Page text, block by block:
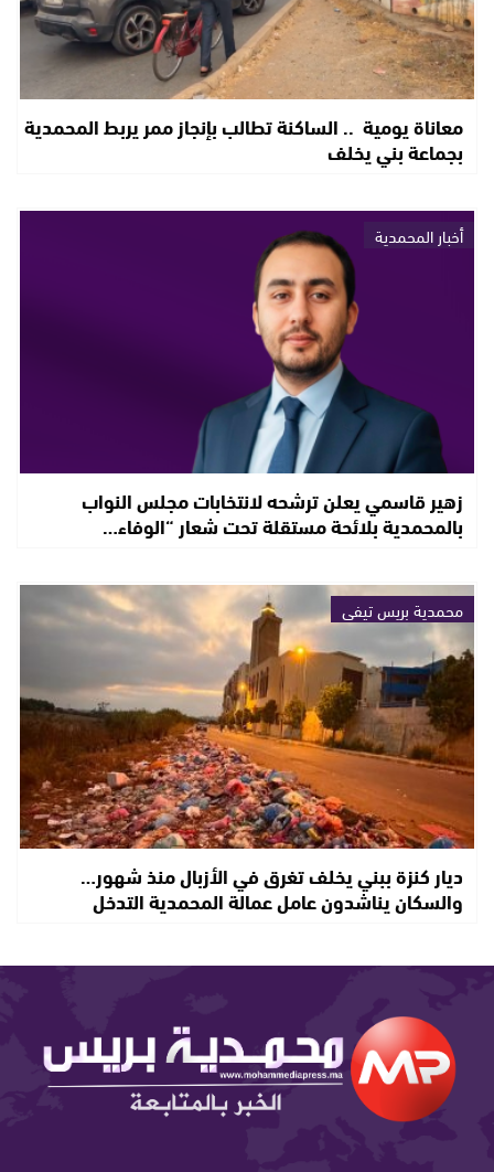
معاناة يومية .. الساكنة تطالب بإنجاز ممر يربط المحمدية
بجماعة بني يخلف
أخبار المحمدية
زهير قاسمي يعلن ترشحه لانتخابات مجلس النواب
بالمحمدية بلائحة مستقلة تحت شعار “الوفاء…
محمدية بريس تيفي
ديار كنزة ببني يخلف تغرق في الأزبال منذ شهور…
والسكان يناشدون عامل عمالة المحمدية التدخل